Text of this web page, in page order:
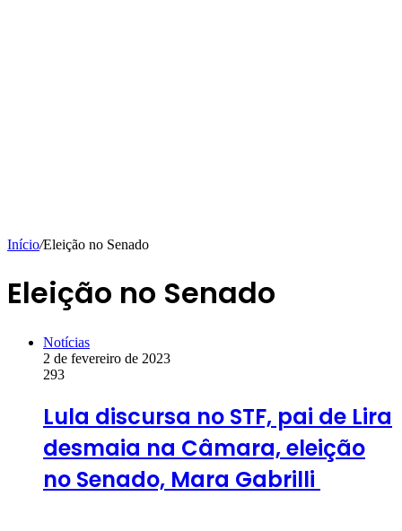
Início/Eleição no Senado
Eleição no Senado
Notícias
2 de fevereiro de 2023
293
Lula discursa no STF, pai de Lira
desmaia na Câmara, eleição
no Senado, Mara Gabrilli